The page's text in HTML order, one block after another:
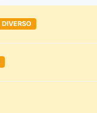
DIVERSO